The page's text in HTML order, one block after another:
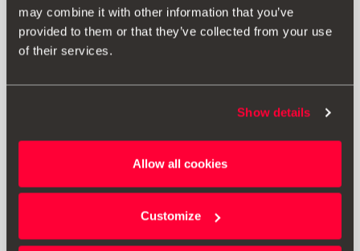
may combine it with other information that you’ve
provided to them or that they’ve collected from your use
of their services.
Show details
Allow all cookies
Customize